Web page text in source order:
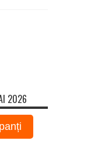
2026